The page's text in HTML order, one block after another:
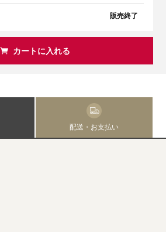
販売終了
カートに入れる
配送・お支払い